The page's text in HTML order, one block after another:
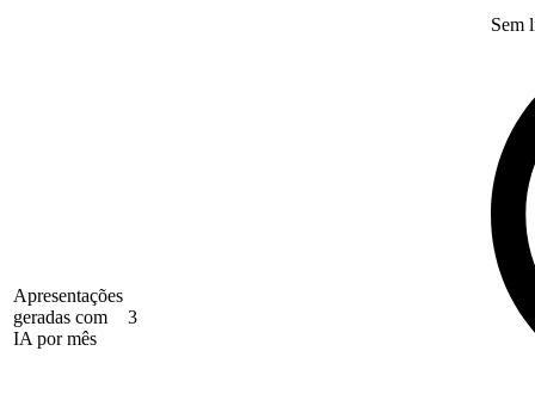
Apresentações
geradas com
IA por mês
3
Sem